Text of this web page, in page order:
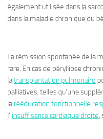
également utilisée dans la
dans la maladie chronique du
La rémission spontanée de la
rare. En cas de bérylliose
latransplantation pulmonaire
palliatives, telles qu’une
larééducation fonctionnelle
l’ insuffisance cardiaque droite,